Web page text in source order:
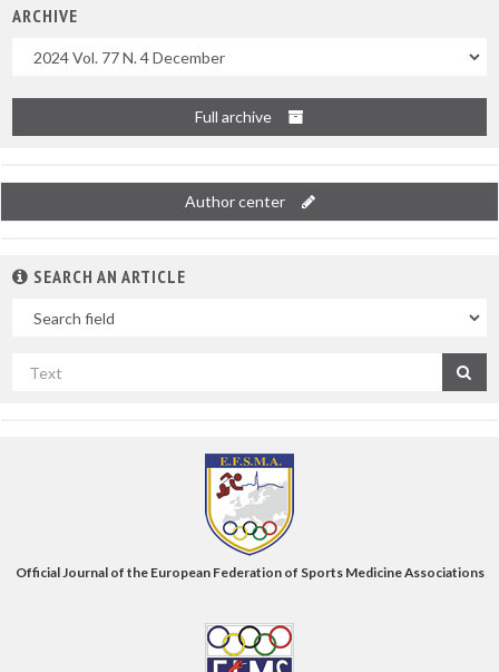
ARCHIVE
Full archive
Author center
SEARCH AN ARTICLE
Official Journal of the European Federation of Sports Medicine Associations